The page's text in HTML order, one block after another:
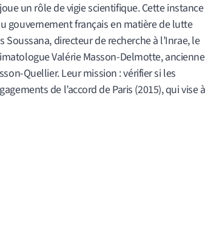
un rôle de vigie scientifique. Cette instance
gouvernement français en matière de lutte
directeur de recherche à l’Inrae, le
Valérie Masson-Delmotte, ancienne
Quellier. Leur mission : vérifier si les
de l’accord de Paris (2015), qui vise à